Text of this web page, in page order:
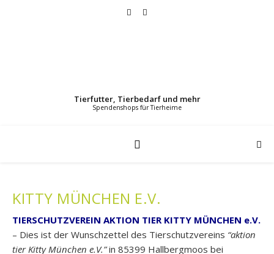
Tierfutter, Tierbedarf und mehr
KITTY MÜNCHEN E.V.
TIERSCHUTZVEREIN AKTION TIER KITTY MÜNCHEN e.V.
– Dies ist der Wunschzettel des Tierschutzvereins “aktion
tier Kitty München e.V.”in 85399 Hallbergmoos bei